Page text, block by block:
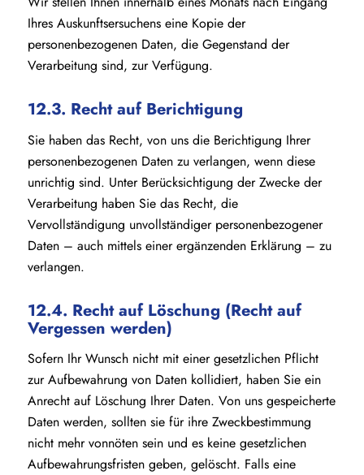
Ihres Auskunftsersuchens eine Kopie der
personenbezogenen Daten, die Gegenstand der
Verarbeitung sind, zur Verfügung.
12.3. Recht auf Berichtigung
Sie haben das Recht, von uns die Berichtigung Ihrer
personenbezogenen Daten zu verlangen, wenn diese
unrichtig sind. Unter Berücksichtigung der Zwecke der
Verarbeitung haben Sie das Recht, die
Vervollständigung unvollständiger personenbezogener
Daten – auch mittels einer ergänzenden Erklärung – zu
verlangen.
12.4. Recht auf Löschung (Recht auf
Vergessen werden)
Sofern Ihr Wunsch nicht mit einer gesetzlichen Pflicht
zur Aufbewahrung von Daten kollidiert, haben Sie ein
Anrecht auf Löschung Ihrer Daten. Von uns gespeicherte
Daten werden, sollten sie für ihre Zweckbestimmung
nicht mehr vonnöten sein und es keine gesetzlichen
Aufbewahrungsfristen geben, gelöscht. Falls eine